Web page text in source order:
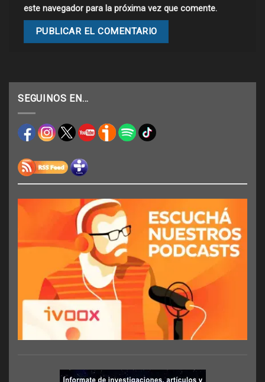
este navegador para la próxima vez que comente.
SEGUINOS EN…